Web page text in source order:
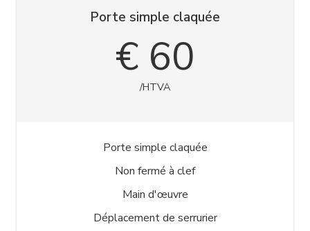
Porte simple claquée
€ 60
/HTVA
Porte simple claquée
Non fermé à clef
Main d'œuvre
Déplacement de serrurier